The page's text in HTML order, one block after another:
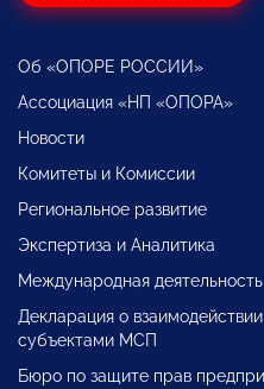
Об «ОПОРЕ РОССИИ»
Ассоциация «НП «ОПОРА»
Новости
Комитеты и Комиссии
Региональное развитие
Экспертиза и Аналитика
Международная деятельность
Декларация о
субъектами МСП
Бюро по защите прав